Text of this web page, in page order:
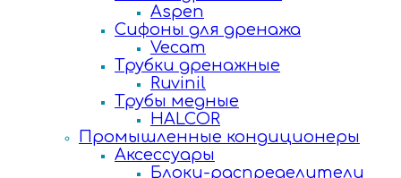
Aspen
Сифоны для дренажа
Vecam
Трубки дренажные
Ruvinil
Трубы медные
HALCOR
Промышленные кондиционеры
Аксессуары
Блоки-распределители